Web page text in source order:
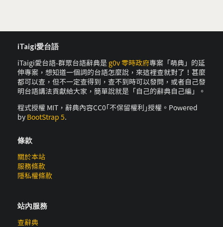
iTaigi愛台語
iTaigi愛台語-群眾台語辭典是 g0v 零時政府專案「萌典」的延
伸專案，想知道一個詞的台語怎麼說，來這裡查就對了！甚麼
都可以查，但不一定查得到，查不到時可以發問，或者自己發
明台語講法貢獻給大家，簡單說就是「自己的辭典自己編」。
程式授權 MIT，辭典內容CC0｢不保留權利｣授權。Powered
by BootStrap 5.
條款
關於本站
服務條款
隱私權條款
站內服務
查辭典